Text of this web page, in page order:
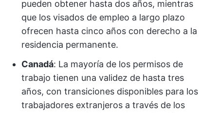
pueden obtener hasta dos años, mientras
que los visados de empleo a largo plazo
ofrecen hasta cinco años con derecho a la
residencia permanente.
Canadá: La mayoría de los permisos de
trabajo tienen una validez de hasta tres
años, con transiciones disponibles para los
trabajadores extranjeros a través de los